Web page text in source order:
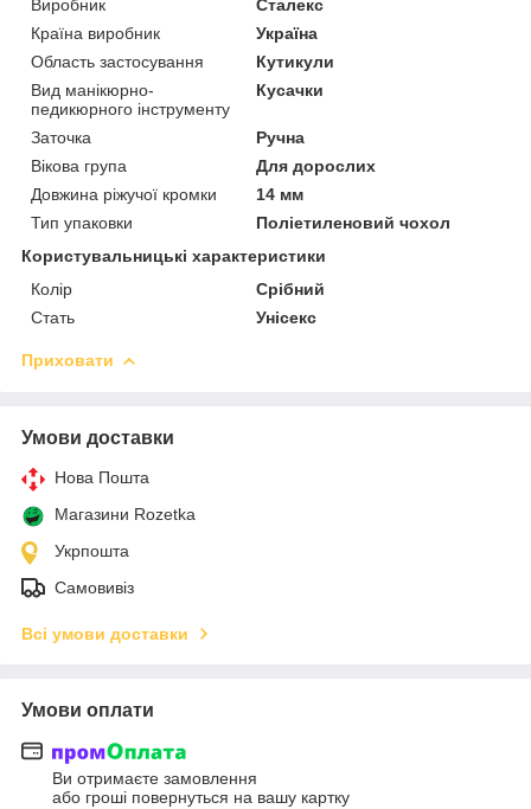
Виробник
Сталекс
Країна виробник
Україна
Область застосування
Кутикули
Вид манікюрно-
педикюрного інструменту
Кусачки
Заточка
Ручна
Вікова група
Для дорослих
Довжина ріжучої кромки
14 мм
Тип упаковки
Поліетиленовий чохол
Користувальницькі характеристики
Колір
Срібний
Стать
Унісекс
Приховати
Умови доставки
Нова Пошта
Магазини Rozetka
Укрпошта
Самовивіз
Всі умови доставки
Умови оплати
Ви отримаєте замовлення
або гроші повернуться на вашу картку